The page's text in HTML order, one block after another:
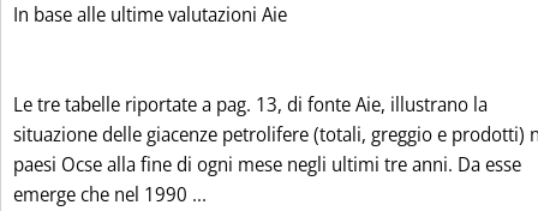
In base alle ultime valutazioni Aie
Le tre tabelle riportate a pag. 13, di fonte Aie, illustrano la
situazione delle giacenze petrolifere (totali, greggio e prodotti)
paesi Ocse alla fine di ogni mese negli ultimi tre anni. Da esse
emerge che nel 1990 ...